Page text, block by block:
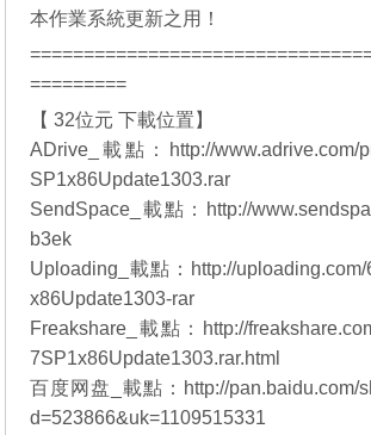
本作業系統更新之用！
=========
【 32位元 下載位置】
ADrive_載點：
http://www.adrive.com/
SP1x86Update1303.rar
SendSpace_載點：
http://
b3ek
Uploading_載點： http://
x86Update1303-rar
Freakshare_載點：
http://
7SP1x86Update1303.rar.html
百度网盘_載點： http://pan.baidu.com/
d=523866&uk=1109515331